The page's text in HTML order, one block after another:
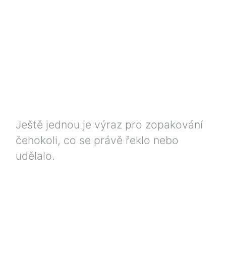
Ještě jednou je výraz pro zopakování
čehokoli, co se právě řeklo nebo
udělalo.